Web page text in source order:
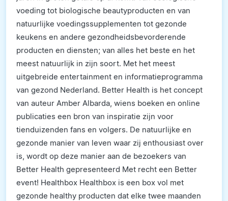
voeding tot biologische beautyproducten en van
natuurlijke voedingssupplementen tot gezonde
keukens en andere gezondheidsbevorderende
producten en diensten; van alles het beste en het
meest natuurlijk in zijn soort. Met het meest
uitgebreide entertainment en informatieprogramma
van gezond Nederland. Better Health is het concept
van auteur Amber Albarda, wiens boeken en online
publicaties een bron van inspiratie zijn voor
tienduizenden fans en volgers. De natuurlijke en
gezonde manier van leven waar zij enthousiast over
is, wordt op deze manier aan de bezoekers van
Better Health gepresenteerd Met recht een Better
event! Healthbox Healthbox is een box vol met
gezonde healthy producten dat elke twee maanden